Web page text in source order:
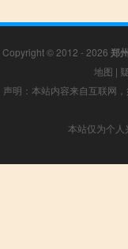
Copyright © 2012 - 2026 郑
地图 |
声明：本站内容来自互联网
本站仅为个人